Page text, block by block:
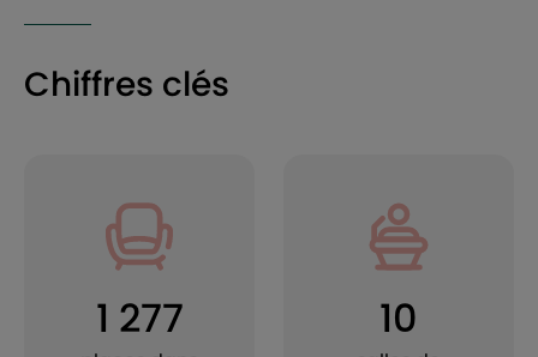
Chiffres clés
1 277 10